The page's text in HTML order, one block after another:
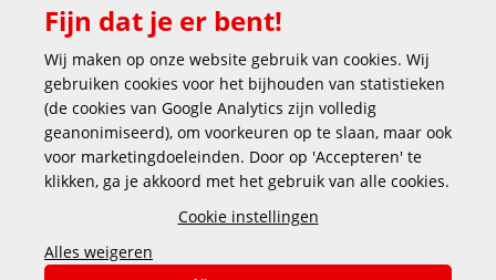
Veilig en gemakkelijk betalen
Fijn dat je er bent!
Wij maken op onze website gebruik van cookies. Wij
gebruiken cookies voor het bijhouden van statistieken
(de cookies van Google Analytics zijn volledig
geanonimiseerd), om voorkeuren op te slaan, maar ook
voor marketingdoeleinden. Door op 'Accepteren' te
klikken, ga je akkoord met het gebruik van alle cookies.
Cookie instellingen
Alles weigeren